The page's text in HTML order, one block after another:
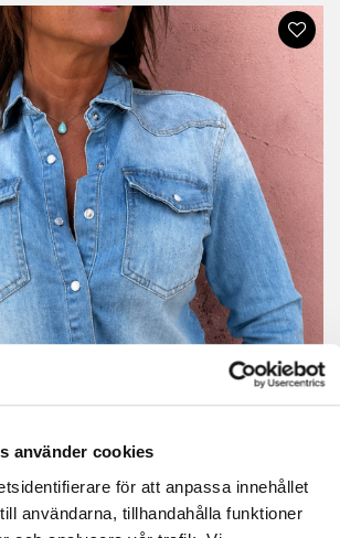
använder cookies
för att anpassa innehållet
användarna, tillhandahålla funktioner